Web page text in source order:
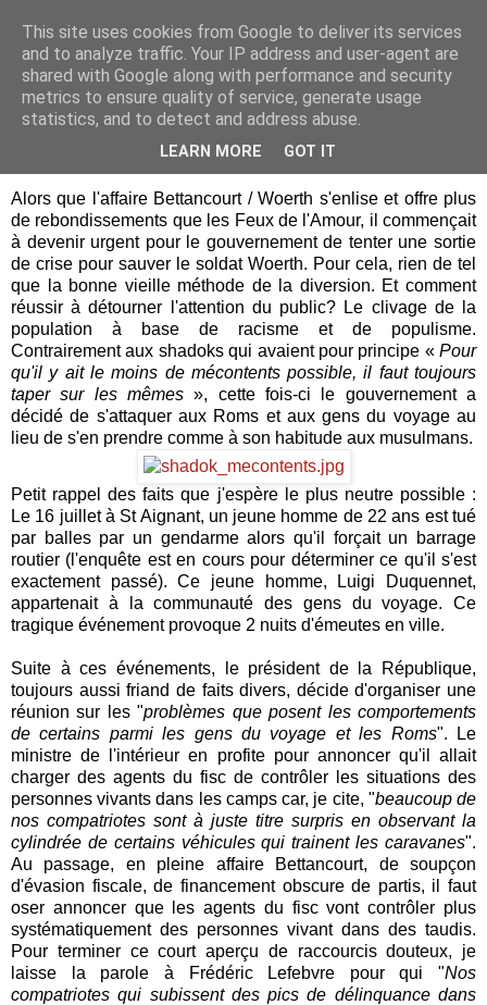
Je pense donc j'écris
samedi 31 juillet 2010
Le jour où le FN arriva au pouvoir
Alors que l'affaire Bettancourt / Woerth s'enlise et offre plus
de rebondissements que les Feux de l'Amour, il commençait
à devenir urgent pour le gouvernement de tenter une sortie
de crise pour sauver le soldat Woerth. Pour cela, rien de tel
que la bonne vieille méthode de la diversion. Et comment
réussir à détourner l'attention du public? Le clivage de la
population à base de racisme et de populisme.
Contrairement aux shadoks qui avaient pour principe « Pour
qu'il y ait le moins de mécontents possible, il faut toujours
taper sur les mêmes », cette fois-ci le gouvernement a
décidé de s'attaquer aux Roms et aux gens du voyage au
lieu de s'en prendre comme à son habitude aux musulmans.
Petit rappel des faits que j'espère le plus neutre possible :
Le 16 juillet à St Aignant, un jeune homme de 22 ans est tué
par balles par un gendarme alors qu'il forçait un barrage
routier (l'enquête est en cours pour déterminer ce qu'il s'est
exactement passé). Ce jeune homme, Luigi Duquennet,
appartenait à la communauté des gens du voyage. Ce
tragique événement provoque 2 nuits d'émeutes en ville.
Suite à ces événements, le président de la République,
toujours aussi friand de faits divers, décide d'organiser une
réunion sur les "problèmes que posent les comportements
de certains parmi les gens du voyage et les Roms". Le
ministre de l'intérieur en profite pour annoncer qu'il allait
charger des agents du fisc de contrôler les situations des
personnes vivants dans les camps car, je cite, "beaucoup de
nos compatriotes sont à juste titre surpris en observant la
cylindrée de certains véhicules qui trainent les caravanes".
Au passage, en pleine affaire Bettancourt, de soupçon
d'évasion fiscale, de financement obscure de partis, il faut
oser annoncer que les agents du fisc vont contrôler plus
systématiquement des personnes vivant dans des taudis.
Pour terminer ce court aperçu de raccourcis douteux, je
laisse la parole à Frédéric Lefebvre pour qui "Nos
compatriotes qui subissent des pics de délinquance dans
This site uses cookies from Google to deliver its services
and to analyze traffic. Your IP address and user-agent are
shared with Google along with performance and security
metrics to ensure quality of service, generate usage
statistics, and to detect and address abuse.
LEARN MORE GOT IT